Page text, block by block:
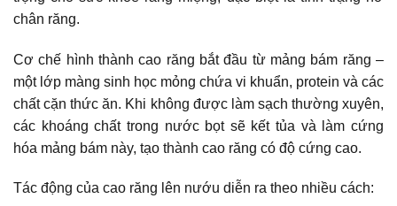
chân răng.
Cơ chế hình thành cao răng bắt đầu từ mảng bám răng –
một lớp màng sinh học mỏng chứa vi khuẩn, protein và các
chất cặn thức ăn. Khi không được làm sạch thường xuyên,
các khoáng chất trong nước bọt sẽ kết tủa và làm cứng
hóa mảng bám này, tạo thành cao răng có độ cứng cao.
Tác động của cao răng lên nướu diễn ra theo nhiều cách: